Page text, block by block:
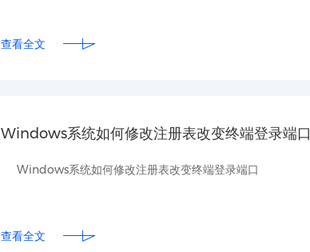
查看全文
Windows系统如何修改注册表改变终端登录端口
Windows系统如何修改注册表改变终端登录端口
查看全文